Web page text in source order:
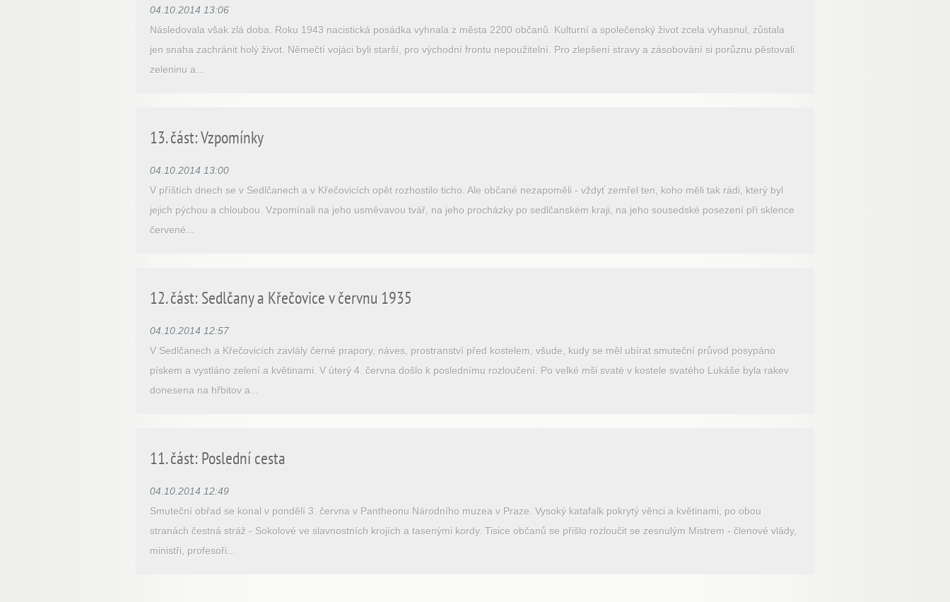
04.10.2014 13:06
Následovala však zlá doba. Roku 1943 nacistická posádka vyhnala z města 2200 občanů. Kulturní a společenský život zcela vyhasnul, zůstala
jen snaha zachránit holý život. Němečtí vojáci byli starší, pro východní frontu nepoužitelní. Pro zlepšení stravy a zásobování si porůznu pěstovali
zeleninu a...
13. část: Vzpomínky
04.10.2014 13:00
V příštích dnech se v Sedlčanech a v Křečovicích opět rozhostilo ticho. Ale občané nezapoměli - vždyť zemřel ten, koho měli tak rádi, který byl
jejich pýchou a chloubou. Vzpomínali na jeho usměvavou tvář, na jeho procházky po sedlčanském kraji, na jeho sousedské posezení při sklence
červené...
12. část: Sedlčany a Křečovice v červnu 1935
04.10.2014 12:57
V Sedlčanech a Křečovicích zavlály černé prapory, náves, prostranství před kostelem, všude, kudy se měl ubírat smuteční průvod posypáno
pískem a vystláno zelení a květinami. V úterý 4. června došlo k poslednímu rozloučení. Po velké mši svaté v kostele svatého Lukáše byla rakev
donesena na hřbitov a...
11. část: Poslední cesta
04.10.2014 12:49
Smuteční obřad se konal v pondělí 3. června v Pantheonu Národního muzea v Praze. Vysoký katafalk pokrytý věnci a květinami, po obou
stranách čestná stráž - Sokolové ve slavnostních krojích a tasenými kordy. Tisice občanů se přišlo rozloučit se zesnulým Mistrem - členové vlády,
ministři, profesoři...